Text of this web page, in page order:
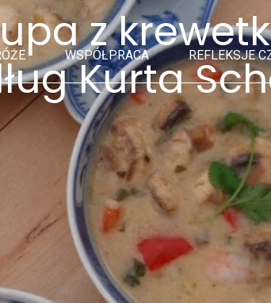
WSPÓŁPRACA REFLEKSJE
z
Kurta